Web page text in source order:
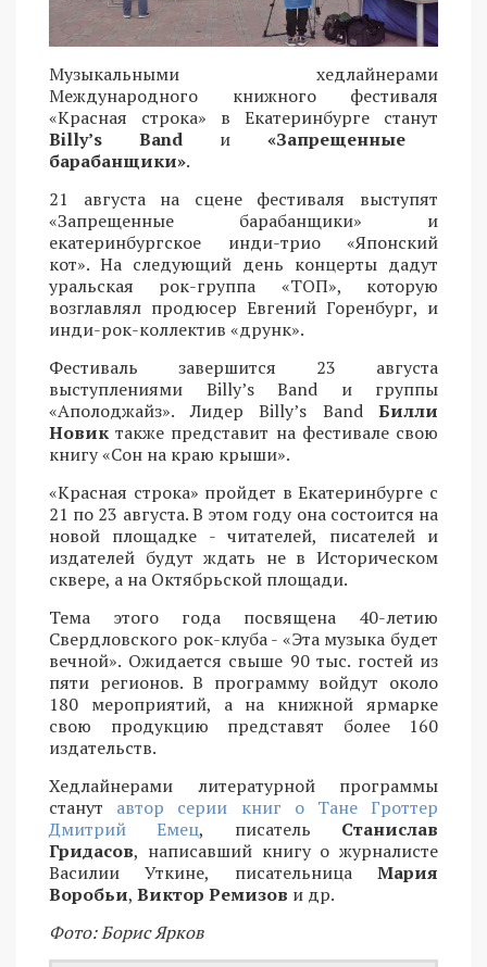
Музыкальными хедлайнерами
Международного книжного фестиваля
«Красная строка» в Екатеринбурге станут
Billy’s Band и «Запрещенные
барабанщики».
21 августа на сцене фестиваля выступят
«Запрещенные барабанщики» и
екатеринбургское инди-трио «Японский
кот». На следующий день концерты дадут
уральская рок-группа «ТОП», которую
возглавлял продюсер Евгений Горенбург, и
инди-рок-коллектив «друнк».
Фестиваль завершится 23 августа
выступлениями Billy’s Band и группы
«Аполоджайз». Лидер Billy’s Band Билли
Новик также представит на фестивале свою
книгу «Сон на краю крыши».
«Красная строка» пройдет в Екатеринбурге с
21 по 23 августа. В этом году она состоится на
новой площадке - читателей, писателей и
издателей будут ждать не в Историческом
сквере, а на Октябрьской площади.
Тема этого года посвящена 40-летию
Свердловского рок-клуба - «Эта музыка будет
вечной». Ожидается свыше 90 тыс. гостей из
пяти регионов. В программу войдут около
180 мероприятий, а на книжной ярмарке
свою продукцию представят более 160
издательств.
Хедлайнерами литературной программы
станут автор серии книг о Тане Гроттер
Дмитрий Емец, писатель Станислав
Гридасов, написавший книгу о журналисте
Василии Уткине, писательница Мария
Воробьи, Виктор Ремизов и др.
Фото: Борис Ярков